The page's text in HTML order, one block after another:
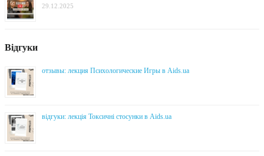
29.12.2025
Відгуки
отзывы: лекция Психологические Игры в Aids.ua
відгуки: лекція Токсичні стосунки в Aids.ua